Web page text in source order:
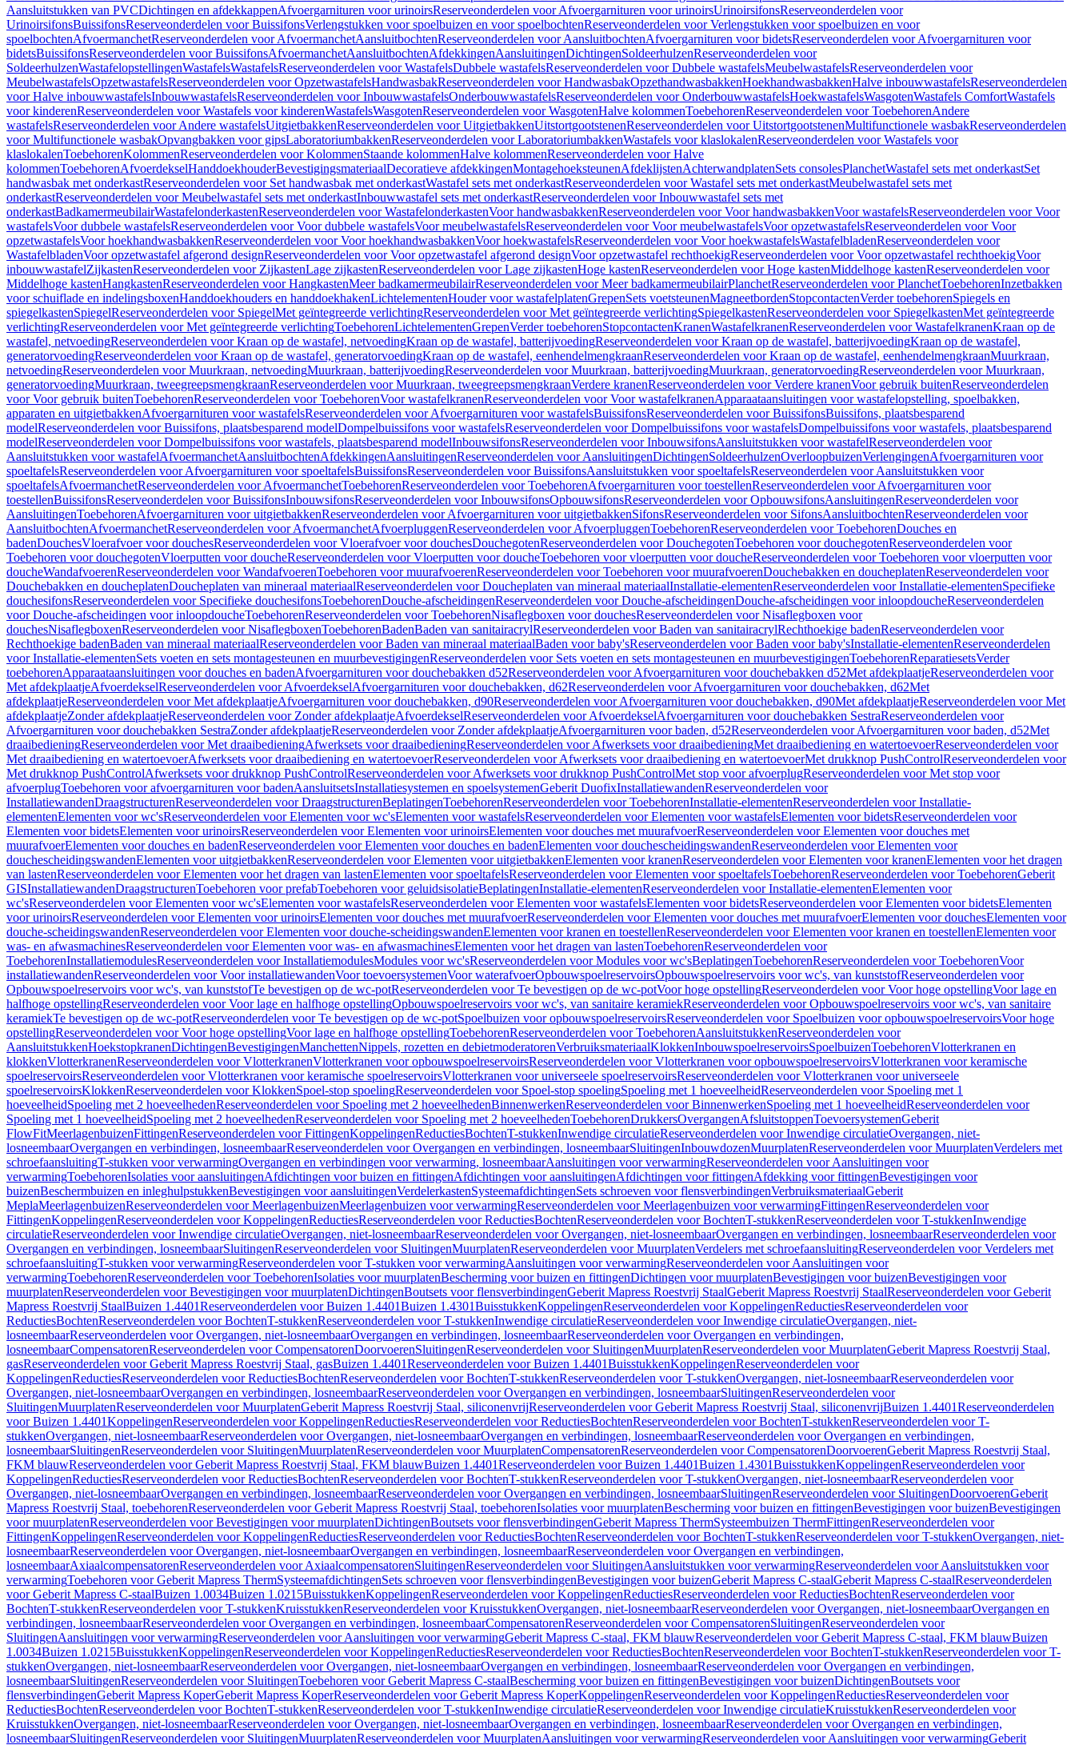
Aansluitstukken van PVCDichtingen en afdekkappenAfvoergarnituren voor urinoirsReserveonderdelen voor Afvoergarnituren voor urinoirsUrinoirsifonsReserveonderdelen voor
UrinoirsifonsBuissifonsReserveonderdelen voor BuissifonsVerlengstukken voor spoelbuizen en voor spoelbochtenReserveonderdelen voor Verlengstukken voor spoelbuizen en voor
spoelbochtenAfvoermanchetReserveonderdelen voor AfvoermanchetAansluitbochtenReserveonderdelen voor AansluitbochtenAfvoergarnituren voor bidetsReserveonderdelen voor Afvoergarnituren voor
bidetsBuissifonsReserveonderdelen voor BuissifonsAfvoermanchetAansluitbochtenAfdekkingenAansluitingenDichtingenSoldeerhulzenReserveonderdelen voor
SoldeerhulzenWastafelopstellingenWastafelsWastafelsReserveonderdelen voor WastafelsDubbele wastafelsReserveonderdelen voor Dubbele wastafelsMeubelwastafelsReserveonderdelen voor
MeubelwastafelsOpzetwastafelsReserveonderdelen voor OpzetwastafelsHandwasbakReserveonderdelen voor HandwasbakOpzethandwasbakkenHoekhandwasbakkenHalve inbouwwastafelsReserveonderdelen
voor Halve inbouwwastafelsInbouwwastafelsReserveonderdelen voor InbouwwastafelsOnderbouwwastafelsReserveonderdelen voor OnderbouwwastafelsHoekwastafelsWasgotenWastafels ComfortWastafels
voor kinderenReserveonderdelen voor Wastafels voor kinderenWastafelsWasgotenReserveonderdelen voor WasgotenHalve kolommenToebehorenReserveonderdelen voor ToebehorenAndere
wastafelsReserveonderdelen voor Andere wastafelsUitgietbakkenReserveonderdelen voor UitgietbakkenUitstortgootstenenReserveonderdelen voor UitstortgootstenenMultifunctionele wasbakReserveonderdelen
voor Multifunctionele wasbakOpvangbakken voor gipsLaboratoriumbakkenReserveonderdelen voor LaboratoriumbakkenWastafels voor klaslokalenReserveonderdelen voor Wastafels voor
klaslokalenToebehorenKolommenReserveonderdelen voor KolommenStaande kolommenHalve kolommenReserveonderdelen voor Halve
kolommenToebehorenAfvoerdekselHanddoekhouderBevestigingsmateriaalDecoratieve afdekkingenMontagehoeksteunenAfdeklijstenAchterwandplatenSets consolesPlanchetWastafel sets met onderkastSet
handwasbak met onderkastReserveonderdelen voor Set handwasbak met onderkastWastafel sets met onderkastReserveonderdelen voor Wastafel sets met onderkastMeubelwastafel sets met
onderkastReserveonderdelen voor Meubelwastafel sets met onderkastInbouwwastafel sets met onderkastReserveonderdelen voor Inbouwwastafel sets met
onderkastBadkamermeubilairWastafelonderkastenReserveonderdelen voor WastafelonderkastenVoor handwasbakkenReserveonderdelen voor Voor handwasbakkenVoor wastafelsReserveonderdelen voor Voor
wastafelsVoor dubbele wastafelsReserveonderdelen voor Voor dubbele wastafelsVoor meubelwastafelsReserveonderdelen voor Voor meubelwastafelsVoor opzetwastafelsReserveonderdelen voor Voor
opzetwastafelsVoor hoekhandwasbakkenReserveonderdelen voor Voor hoekhandwasbakkenVoor hoekwastafelsReserveonderdelen voor Voor hoekwastafelsWastafelbladenReserveonderdelen voor
WastafelbladenVoor opzetwastafel afgerond designReserveonderdelen voor Voor opzetwastafel afgerond designVoor opzetwastafel rechthoekigReserveonderdelen voor Voor opzetwastafel rechthoekigVoor
inbouwwastafelZijkastenReserveonderdelen voor ZijkastenLage zijkastenReserveonderdelen voor Lage zijkastenHoge kastenReserveonderdelen voor Hoge kastenMiddelhoge kastenReserveonderdelen voor
Middelhoge kastenHangkastenReserveonderdelen voor HangkastenMeer badkamermeubilairReserveonderdelen voor Meer badkamermeubilairPlanchetReserveonderdelen voor PlanchetToebehorenInzetbakken
voor schuiflade en indelingsboxenHanddoekhouders en handdoekhakenLichtelementenHouder voor wastafelplatenGrepenSets voetsteunenMagneetbordenStopcontactenVerder toebehorenSpiegels en
spiegelkastenSpiegelReserveonderdelen voor SpiegelMet geïntegreerde verlichtingReserveonderdelen voor Met geïntegreerde verlichtingSpiegelkastenReserveonderdelen voor SpiegelkastenMet geïntegreerde
verlichtingReserveonderdelen voor Met geïntegreerde verlichtingToebehorenLichtelementenGrepenVerder toebehorenStopcontactenKranenWastafelkranenReserveonderdelen voor WastafelkranenKraan op de
wastafel, netvoedingReserveonderdelen voor Kraan op de wastafel, netvoedingKraan op de wastafel, batterijvoedingReserveonderdelen voor Kraan op de wastafel, batterijvoedingKraan op de wastafel,
generatorvoedingReserveonderdelen voor Kraan op de wastafel, generatorvoedingKraan op de wastafel, eenhendelmengkraanReserveonderdelen voor Kraan op de wastafel, eenhendelmengkraanMuurkraan,
netvoedingReserveonderdelen voor Muurkraan, netvoedingMuurkraan, batterijvoedingReserveonderdelen voor Muurkraan, batterijvoedingMuurkraan, generatorvoedingReserveonderdelen voor Muurkraan,
generatorvoedingMuurkraan, tweegreepsmengkraanReserveonderdelen voor Muurkraan, tweegreepsmengkraanVerdere kranenReserveonderdelen voor Verdere kranenVoor gebruik buitenReserveonderdelen
voor Voor gebruik buitenToebehorenReserveonderdelen voor ToebehorenVoor wastafelkranenReserveonderdelen voor Voor wastafelkranenApparaataansluitingen voor wastafelopstelling, spoelbakken,
apparaten en uitgietbakkenAfvoergarnituren voor wastafelsReserveonderdelen voor Afvoergarnituren voor wastafelsBuissifonsReserveonderdelen voor BuissifonsBuissifons, plaatsbesparend
modelReserveonderdelen voor Buissifons, plaatsbesparend modelDompelbuissifons voor wastafelsReserveonderdelen voor Dompelbuissifons voor wastafelsDompelbuissifons voor wastafels, plaatsbesparend
modelReserveonderdelen voor Dompelbuissifons voor wastafels, plaatsbesparend modelInbouwsifonsReserveonderdelen voor InbouwsifonsAansluitstukken voor wastafelReserveonderdelen voor
Aansluitstukken voor wastafelAfvoermanchetAansluitbochtenAfdekkingenAansluitingenReserveonderdelen voor AansluitingenDichtingenSoldeerhulzenOverloopbuizenVerlengingenAfvoergarnituren voor
spoeltafelsReserveonderdelen voor Afvoergarnituren voor spoeltafelsBuissifonsReserveonderdelen voor BuissifonsAansluitstukken voor spoeltafelsReserveonderdelen voor Aansluitstukken voor
spoeltafelsAfvoermanchetReserveonderdelen voor AfvoermanchetToebehorenReserveonderdelen voor ToebehorenAfvoergarnituren voor toestellenReserveonderdelen voor Afvoergarnituren voor
toestellenBuissifonsReserveonderdelen voor BuissifonsInbouwsifonsReserveonderdelen voor InbouwsifonsOpbouwsifonsReserveonderdelen voor OpbouwsifonsAansluitingenReserveonderdelen voor
AansluitingenToebehorenAfvoergarnituren voor uitgietbakkenReserveonderdelen voor Afvoergarnituren voor uitgietbakkenSifonsReserveonderdelen voor SifonsAansluitbochtenReserveonderdelen voor
AansluitbochtenAfvoermanchetReserveonderdelen voor AfvoermanchetAfvoerpluggenReserveonderdelen voor AfvoerpluggenToebehorenReserveonderdelen voor ToebehorenDouches en
badenDouchesVloerafvoer voor douchesReserveonderdelen voor Vloerafvoer voor douchesDouchegotenReserveonderdelen voor DouchegotenToebehoren voor douchegotenReserveonderdelen voor
Toebehoren voor douchegotenVloerputten voor doucheReserveonderdelen voor Vloerputten voor doucheToebehoren voor vloerputten voor doucheReserveonderdelen voor Toebehoren voor vloerputten voor
doucheWandafvoerenReserveonderdelen voor WandafvoerenToebehoren voor muurafvoerenReserveonderdelen voor Toebehoren voor muurafvoerenDouchebakken en doucheplatenReserveonderdelen voor
Douchebakken en doucheplatenDoucheplaten van mineraal materiaalReserveonderdelen voor Doucheplaten van mineraal materiaalInstallatie-elementenReserveonderdelen voor Installatie-elementenSpecifieke
douchesifonsReserveonderdelen voor Specifieke douchesifonsToebehorenDouche-afscheidingenReserveonderdelen voor Douche-afscheidingenDouche-afscheidingen voor inloopdoucheReserveonderdelen
voor Douche-afscheidingen voor inloopdoucheToebehorenReserveonderdelen voor ToebehorenNisaflegboxen voor douchesReserveonderdelen voor Nisaflegboxen voor
douchesNisaflegboxenReserveonderdelen voor NisaflegboxenToebehorenBadenBaden van sanitairacrylReserveonderdelen voor Baden van sanitairacrylRechthoekige badenReserveonderdelen voor
Rechthoekige badenBaden van mineraal materiaalReserveonderdelen voor Baden van mineraal materiaalBaden voor baby'sReserveonderdelen voor Baden voor baby'sInstallatie-elementenReserveonderdelen
voor Installatie-elementenSets voeten en sets montagesteunen en muurbevestigingenReserveonderdelen voor Sets voeten en sets montagesteunen en muurbevestigingenToebehorenReparatiesetsVerder
toebehorenApparaataansluitingen voor douches en badenAfvoergarnituren voor douchebakken d52Reserveonderdelen voor Afvoergarnituren voor douchebakken d52Met afdekplaatjeReserveonderdelen voor
Met afdekplaatjeAfvoerdekselReserveonderdelen voor AfvoerdekselAfvoergarnituren voor douchebakken, d62Reserveonderdelen voor Afvoergarnituren voor douchebakken, d62Met
afdekplaatjeReserveonderdelen voor Met afdekplaatjeAfvoergarnituren voor douchebakken, d90Reserveonderdelen voor Afvoergarnituren voor douchebakken, d90Met afdekplaatjeReserveonderdelen voor Met
afdekplaatjeZonder afdekplaatjeReserveonderdelen voor Zonder afdekplaatjeAfvoerdekselReserveonderdelen voor AfvoerdekselAfvoergarnituren voor douchebakken SestraReserveonderdelen voor
Afvoergarnituren voor douchebakken SestraZonder afdekplaatjeReserveonderdelen voor Zonder afdekplaatjeAfvoergarnituren voor baden, d52Reserveonderdelen voor Afvoergarnituren voor baden, d52Met
draaibedieningReserveonderdelen voor Met draaibedieningAfwerksets voor draaibedieningReserveonderdelen voor Afwerksets voor draaibedieningMet draaibediening en watertoevoerReserveonderdelen voor
Met draaibediening en watertoevoerAfwerksets voor draaibediening en watertoevoerReserveonderdelen voor Afwerksets voor draaibediening en watertoevoerMet drukknop PushControlReserveonderdelen voor
Met drukknop PushControlAfwerksets voor drukknop PushControlReserveonderdelen voor Afwerksets voor drukknop PushControlMet stop voor afvoerplugReserveonderdelen voor Met stop voor
afvoerplugToebehoren voor afvoergarnituren voor badenAansluitsetsInstallatiesystemen en spoelsystemenGeberit DuofixInstallatiewandenReserveonderdelen voor
InstallatiewandenDraagstructurenReserveonderdelen voor DraagstructurenBeplatingenToebehorenReserveonderdelen voor ToebehorenInstallatie-elementenReserveonderdelen voor Installatie-
elementenElementen voor wc'sReserveonderdelen voor Elementen voor wc'sElementen voor wastafelsReserveonderdelen voor Elementen voor wastafelsElementen voor bidetsReserveonderdelen voor
Elementen voor bidetsElementen voor urinoirsReserveonderdelen voor Elementen voor urinoirsElementen voor douches met muurafvoerReserveonderdelen voor Elementen voor douches met
muurafvoerElementen voor douches en badenReserveonderdelen voor Elementen voor douches en badenElementen voor douchescheidingswandenReserveonderdelen voor Elementen voor
douchescheidingswandenElementen voor uitgietbakkenReserveonderdelen voor Elementen voor uitgietbakkenElementen voor kranenReserveonderdelen voor Elementen voor kranenElementen voor het dragen
van lastenReserveonderdelen voor Elementen voor het dragen van lastenElementen voor spoeltafelsReserveonderdelen voor Elementen voor spoeltafelsToebehorenReserveonderdelen voor ToebehorenGeberit
GISInstallatiewandenDraagstructurenToebehoren voor prefabToebehoren voor geluidsisolatieBeplatingenInstallatie-elementenReserveonderdelen voor Installatie-elementenElementen voor
wc'sReserveonderdelen voor Elementen voor wc'sElementen voor wastafelsReserveonderdelen voor Elementen voor wastafelsElementen voor bidetsReserveonderdelen voor Elementen voor bidetsElementen
voor urinoirsReserveonderdelen voor Elementen voor urinoirsElementen voor douches met muurafvoerReserveonderdelen voor Elementen voor douches met muurafvoerElementen voor douchesElementen voor
douche-scheidingswandenReserveonderdelen voor Elementen voor douche-scheidingswandenElementen voor kranen en toestellenReserveonderdelen voor Elementen voor kranen en toestellenElementen voor
was- en afwasmachinesReserveonderdelen voor Elementen voor was- en afwasmachinesElementen voor het dragen van lastenToebehorenReserveonderdelen voor
ToebehorenInstallatiemodulesReserveonderdelen voor InstallatiemodulesModules voor wc'sReserveonderdelen voor Modules voor wc'sBeplatingenToebehorenReserveonderdelen voor ToebehorenVoor
installatiewandenReserveonderdelen voor Voor installatiewandenVoor toevoersystemenVoor waterafvoerOpbouwspoelreservoirsOpbouwspoelreservoirs voor wc's, van kunststofReserveonderdelen voor
Opbouwspoelreservoirs voor wc's, van kunststofTe bevestigen op de wc-potReserveonderdelen voor Te bevestigen op de wc-potVoor hoge opstellingReserveonderdelen voor Voor hoge opstellingVoor lage en
halfhoge opstellingReserveonderdelen voor Voor lage en halfhoge opstellingOpbouwspoelreservoirs voor wc's, van sanitaire keramiekReserveonderdelen voor Opbouwspoelreservoirs voor wc's, van sanitaire
keramiekTe bevestigen op de wc-potReserveonderdelen voor Te bevestigen op de wc-potSpoelbuizen voor opbouwspoelreservoirsReserveonderdelen voor Spoelbuizen voor opbouwspoelreservoirsVoor hoge
opstellingReserveonderdelen voor Voor hoge opstellingVoor lage en halfhoge opstellingToebehorenReserveonderdelen voor ToebehorenAansluitstukkenReserveonderdelen voor
AansluitstukkenHoekstopkranenDichtingenBevestigingenManchettenNippels, rozetten en debietmoderatorenVerbruiksmateriaalKlokkenInbouwspoelreservoirsSpoelbuizenToebehorenVlotterkranen en
klokkenVlotterkranenReserveonderdelen voor VlotterkranenVlotterkranen voor opbouwspoelreservoirsReserveonderdelen voor Vlotterkranen voor opbouwspoelreservoirsVlotterkranen voor keramische
spoelreservoirsReserveonderdelen voor Vlotterkranen voor keramische spoelreservoirsVlotterkranen voor universeele spoelreservoirsReserveonderdelen voor Vlotterkranen voor universeele
spoelreservoirsKlokkenReserveonderdelen voor KlokkenSpoel-stop spoelingReserveonderdelen voor Spoel-stop spoelingSpoeling met 1 hoeveelheidReserveonderdelen voor Spoeling met 1
hoeveelheidSpoeling met 2 hoeveelhedenReserveonderdelen voor Spoeling met 2 hoeveelhedenBinnenwerkenReserveonderdelen voor BinnenwerkenSpoeling met 1 hoeveelheidReserveonderdelen voor
Spoeling met 1 hoeveelheidSpoeling met 2 hoeveelhedenReserveonderdelen voor Spoeling met 2 hoeveelhedenToebehorenDrukkersOvergangenAfsluitstoppenToevoersystemenGeberit
FlowFitMeerlagenbuizenFittingenReserveonderdelen voor FittingenKoppelingenReductiesBochtenT-stukkenInwendige circulatieReserveonderdelen voor Inwendige circulatieOvergangen, niet-
losneembaarOvergangen en verbindingen, losneembaarReserveonderdelen voor Overgangen en verbindingen, losneembaarSluitingenInbouwdozenMuurplatenReserveonderdelen voor MuurplatenVerdelers met
schroefaansluitingT-stukken voor verwarmingOvergangen en verbindingen voor verwarming, losneembaarAansluitingen voor verwarmingReserveonderdelen voor Aansluitingen voor
verwarmingToebehorenIsolaties voor aansluitingenAfdichtingen voor buizen en fittingenAfdichtingen voor aansluitingenAfdichtingen voor fittingenAfdekking voor fittingenBevestigingen voor
buizenBeschermbuizen en inleghulpstukkenBevestigingen voor aansluitingenVerdelerkastenSysteemafdichtingenSets schroeven voor flensverbindingenVerbruiksmateriaalGeberit
MeplaMeerlagenbuizenReserveonderdelen voor MeerlagenbuizenMeerlagenbuizen voor verwarmingReserveonderdelen voor Meerlagenbuizen voor verwarmingFittingenReserveonderdelen voor
FittingenKoppelingenReserveonderdelen voor KoppelingenReductiesReserveonderdelen voor ReductiesBochtenReserveonderdelen voor BochtenT-stukkenReserveonderdelen voor T-stukkenInwendige
circulatieReserveonderdelen voor Inwendige circulatieOvergangen, niet-losneembaarReserveonderdelen voor Overgangen, niet-losneembaarOvergangen en verbindingen, losneembaarReserveonderdelen voor
Overgangen en verbindingen, losneembaarSluitingenReserveonderdelen voor SluitingenMuurplatenReserveonderdelen voor MuurplatenVerdelers met schroefaansluitingReserveonderdelen voor Verdelers met
schroefaansluitingT-stukken voor verwarmingReserveonderdelen voor T-stukken voor verwarmingAansluitingen voor verwarmingReserveonderdelen voor Aansluitingen voor
verwarmingToebehorenReserveonderdelen voor ToebehorenIsolaties voor muurplatenBescherming voor buizen en fittingenDichtingen voor muurplatenBevestigingen voor buizenBevestigingen voor
muurplatenReserveonderdelen voor Bevestigingen voor muurplatenDichtingenBoutsets voor flensverbindingenGeberit Mapress Roestvrij StaalGeberit Mapress Roestvrij StaalReserveonderdelen voor Geberit
Mapress Roestvrij StaalBuizen 1.4401Reserveonderdelen voor Buizen 1.4401Buizen 1.4301BuisstukkenKoppelingenReserveonderdelen voor KoppelingenReductiesReserveonderdelen voor
ReductiesBochtenReserveonderdelen voor BochtenT-stukkenReserveonderdelen voor T-stukkenInwendige circulatieReserveonderdelen voor Inwendige circulatieOvergangen, niet-
losneembaarReserveonderdelen voor Overgangen, niet-losneembaarOvergangen en verbindingen, losneembaarReserveonderdelen voor Overgangen en verbindingen,
losneembaarCompensatorenReserveonderdelen voor CompensatorenDoorvoerenSluitingenReserveonderdelen voor SluitingenMuurplatenReserveonderdelen voor MuurplatenGeberit Mapress Roestvrij Staal,
gasReserveonderdelen voor Geberit Mapress Roestvrij Staal, gasBuizen 1.4401Reserveonderdelen voor Buizen 1.4401BuisstukkenKoppelingenReserveonderdelen voor
KoppelingenReductiesReserveonderdelen voor ReductiesBochtenReserveonderdelen voor BochtenT-stukkenReserveonderdelen voor T-stukkenOvergangen, niet-losneembaarReserveonderdelen voor
Overgangen, niet-losneembaarOvergangen en verbindingen, losneembaarReserveonderdelen voor Overgangen en verbindingen, losneembaarSluitingenReserveonderdelen voor
SluitingenMuurplatenReserveonderdelen voor MuurplatenGeberit Mapress Roestvrij Staal, siliconenvrijReserveonderdelen voor Geberit Mapress Roestvrij Staal, siliconenvrijBuizen 1.4401Reserveonderdelen
voor Buizen 1.4401KoppelingenReserveonderdelen voor KoppelingenReductiesReserveonderdelen voor ReductiesBochtenReserveonderdelen voor BochtenT-stukkenReserveonderdelen voor T-
stukkenOvergangen, niet-losneembaarReserveonderdelen voor Overgangen, niet-losneembaarOvergangen en verbindingen, losneembaarReserveonderdelen voor Overgangen en verbindingen,
losneembaarSluitingenReserveonderdelen voor SluitingenMuurplatenReserveonderdelen voor MuurplatenCompensatorenReserveonderdelen voor CompensatorenDoorvoerenGeberit Mapress Roestvrij Staal,
FKM blauwReserveonderdelen voor Geberit Mapress Roestvrij Staal, FKM blauwBuizen 1.4401Reserveonderdelen voor Buizen 1.4401Buizen 1.4301BuisstukkenKoppelingenReserveonderdelen voor
KoppelingenReductiesReserveonderdelen voor ReductiesBochtenReserveonderdelen voor BochtenT-stukkenReserveonderdelen voor T-stukkenOvergangen, niet-losneembaarReserveonderdelen voor
Overgangen, niet-losneembaarOvergangen en verbindingen, losneembaarReserveonderdelen voor Overgangen en verbindingen, losneembaarSluitingenReserveonderdelen voor SluitingenDoorvoerenGeberit
Mapress Roestvrij Staal, toebehorenReserveonderdelen voor Geberit Mapress Roestvrij Staal, toebehorenIsolaties voor muurplatenBescherming voor buizen en fittingenBevestigingen voor buizenBevestigingen
voor muurplatenReserveonderdelen voor Bevestigingen voor muurplatenDichtingenBoutsets voor flensverbindingenGeberit Mapress ThermSysteembuizen ThermFittingenReserveonderdelen voor
FittingenKoppelingenReserveonderdelen voor KoppelingenReductiesReserveonderdelen voor ReductiesBochtenReserveonderdelen voor BochtenT-stukkenReserveonderdelen voor T-stukkenOvergangen, niet-
losneembaarReserveonderdelen voor Overgangen, niet-losneembaarOvergangen en verbindingen, losneembaarReserveonderdelen voor Overgangen en verbindingen,
losneembaarAxiaalcompensatorenReserveonderdelen voor AxiaalcompensatorenSluitingenReserveonderdelen voor SluitingenAansluitstukken voor verwarmingReserveonderdelen voor Aansluitstukken voor
verwarmingToebehoren voor Geberit Mapress ThermSysteemafdichtingenSets schroeven voor flensverbindingenBevestigingen voor buizenGeberit Mapress C-staalGeberit Mapress C-staalReserveonderdelen
voor Geberit Mapress C-staalBuizen 1.0034Buizen 1.0215BuisstukkenKoppelingenReserveonderdelen voor KoppelingenReductiesReserveonderdelen voor ReductiesBochtenReserveonderdelen voor
BochtenT-stukkenReserveonderdelen voor T-stukkenKruisstukkenReserveonderdelen voor KruisstukkenOvergangen, niet-losneembaarReserveonderdelen voor Overgangen, niet-losneembaarOvergangen en
verbindingen, losneembaarReserveonderdelen voor Overgangen en verbindingen, losneembaarCompensatorenReserveonderdelen voor CompensatorenSluitingenReserveonderdelen voor
SluitingenAansluitingen voor verwarmingReserveonderdelen voor Aansluitingen voor verwarmingGeberit Mapress C-staal, FKM blauwReserveonderdelen voor Geberit Mapress C-staal, FKM blauwBuizen
1.0034Buizen 1.0215BuisstukkenKoppelingenReserveonderdelen voor KoppelingenReductiesReserveonderdelen voor ReductiesBochtenReserveonderdelen voor BochtenT-stukkenReserveonderdelen voor T-
stukkenOvergangen, niet-losneembaarReserveonderdelen voor Overgangen, niet-losneembaarOvergangen en verbindingen, losneembaarReserveonderdelen voor Overgangen en verbindingen,
losneembaarSluitingenReserveonderdelen voor SluitingenToebehoren voor Geberit Mapress C-staalBescherming voor buizen en fittingenBevestigingen voor buizenDichtingenBoutsets voor
flensverbindingenGeberit Mapress KoperGeberit Mapress KoperReserveonderdelen voor Geberit Mapress KoperKoppelingenReserveonderdelen voor KoppelingenReductiesReserveonderdelen voor
ReductiesBochtenReserveonderdelen voor BochtenT-stukkenReserveonderdelen voor T-stukkenInwendige circulatieReserveonderdelen voor Inwendige circulatieKruisstukkenReserveonderdelen voor
KruisstukkenOvergangen, niet-losneembaarReserveonderdelen voor Overgangen, niet-losneembaarOvergangen en verbindingen, losneembaarReserveonderdelen voor Overgangen en verbindingen,
losneembaarSluitingenReserveonderdelen voor SluitingenMuurplatenReserveonderdelen voor MuurplatenAansluitingen voor verwarmingReserveonderdelen voor Aansluitingen voor verwarmingGeberit